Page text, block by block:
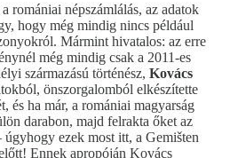
romániai népszámlálás, az adatok
hogy még mindig nincs például
Mármint hivatalos: az erre
még mindig csak a 2011-es
származású történész, Kovács
önszorgalomból elkészítette
és ha már, a romániai magyarság
darabon, majd felrakta őket az
úgyhogy ezek most itt, a Gemišten
Ennek apropóján Kovács